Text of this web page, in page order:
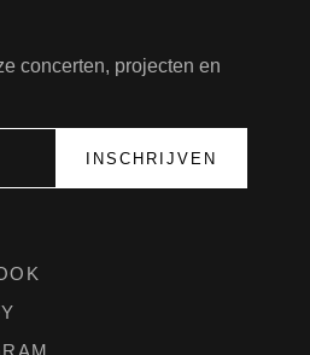
concerten, projecten en